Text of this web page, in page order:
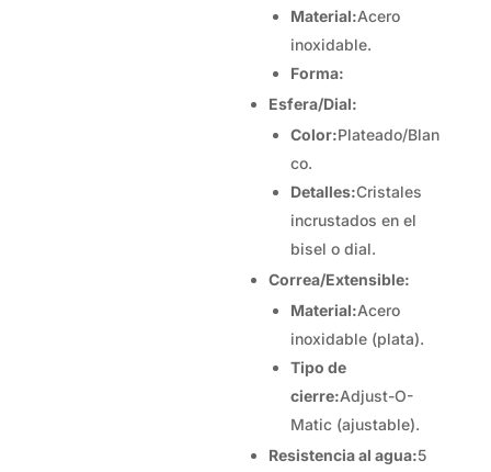
Material:Acero
inoxidable.
Forma:
Esfera/Dial:
Color:Plateado/Blan
co.
Detalles:Cristales
incrustados en el
bisel o dial.
Correa/Extensible:
Material:Acero
inoxidable (plata).
Tipo de
cierre:Adjust-O-
Matic (ajustable).
Resistencia al agua:5